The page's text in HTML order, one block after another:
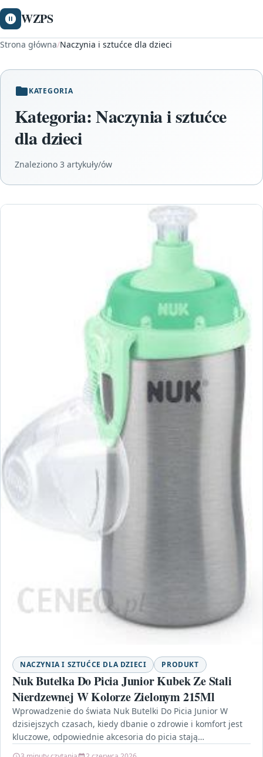
WZPS
Strona główna/Naczynia i sztućce dla dzieci
KATEGORIA
Kategoria:Naczynia i sztućce
dla dzieci
Znaleziono 3 artykuły/ów
NACZYNIA I SZTUĆCE DLA DZIECI PRODUKT
Nuk Butelka Do Picia Junior Kubek Ze Stali
Nierdzewnej W Kolorze Zielonym 215Ml
Wprowadzenie do świata Nuk Butelki Do Picia Junior W
dzisiejszych czasach, kiedy dbanie o zdrowie i komfort jest
kluczowe, odpowiednie akcesoria do picia stają…